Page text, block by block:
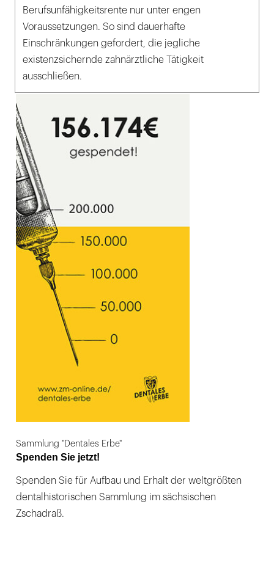
Berufsunfähigkeitsrente nur unter engen
Voraussetzungen. So sind dauerhafte
Einschränkungen gefordert, die jegliche
existenzsichernde zahnärztliche Tätigkeit
ausschließen.
Sammlung "Dentales Erbe"
Spenden Sie jetzt!
Spenden Sie für Aufbau und Erhalt der weltgrößten
dentalhistorischen Sammlung im sächsischen
Zschadraß.